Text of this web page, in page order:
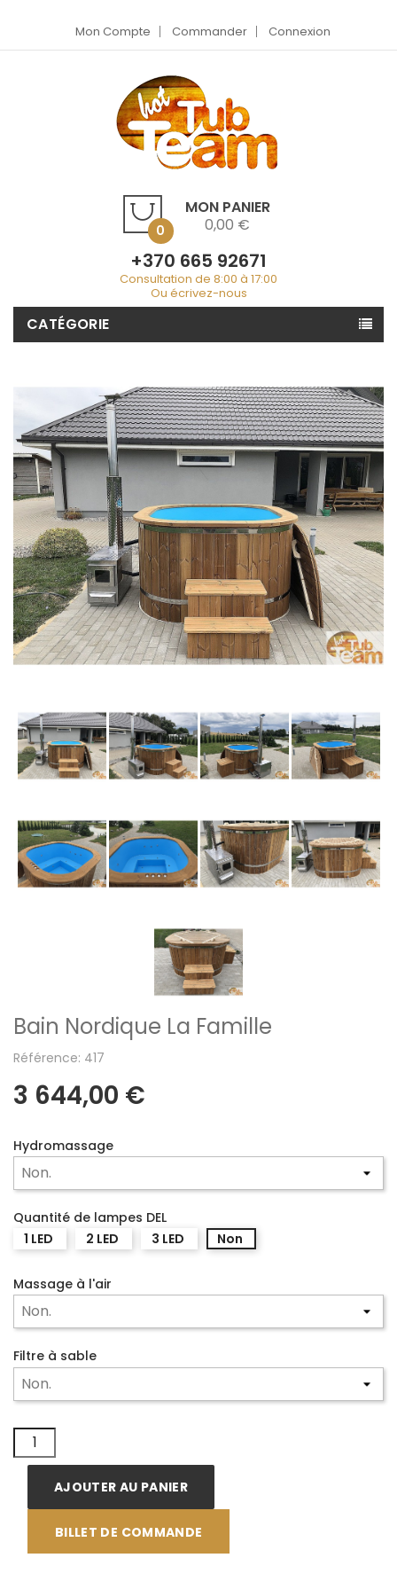
Mon Compte Commander Connexion
MON PANIER
0 0,00 €
+370 665 92671
Consultation de 8:00 à 17:00
Ou écrivez-nous
CATÉGORIE
Bain Nordique La Famille
Référence: 417
3 644,00 €
Hydromassage
Quantité de lampes DEL
1 LED
2 LED 3 LED Non
Massage à l'air
Filtre à sable
AJOUTER AU PANIER
BILLET DE COMMANDE